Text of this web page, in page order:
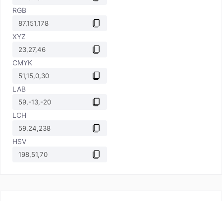
RGB
XYZ
CMYK
LAB
LCH
HSV